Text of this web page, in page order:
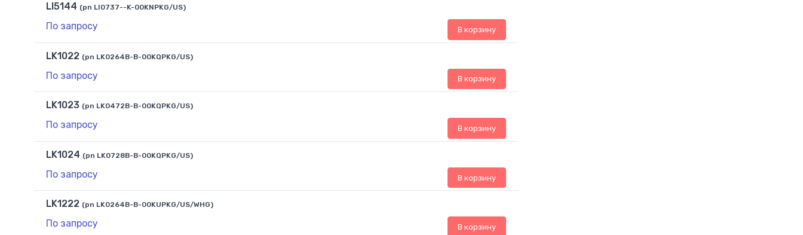
LI5144 (pn LI0737--K-00KNPKG/US)
По запросу В корзину
LK1022 (pn LK0264B-B-00KQPKG/US)
По запросу В корзину
LK1023 (pn LK0472B-B-00KQPKG/US)
По запросу В корзину
LK1024 (pn LK0728B-B-00KQPKG/US)
По запросу В корзину
LK1222 (pn LK0264B-B-00KUPKG/US/WHG)
По запросу В корзину